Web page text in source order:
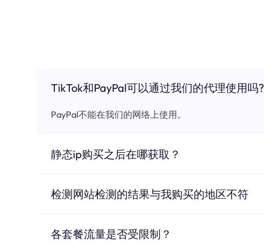
TikTok和PayPal可以通过我们的代理使用吗?
PayPal不能在我们的网络上使用。
静态ip购买之后在哪获取？
检测网站检测的结果与我购买的地区不符
各套餐流量是否受限制？